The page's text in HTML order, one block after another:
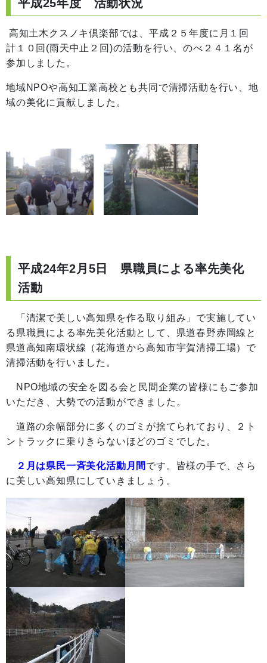
平成25年度 活動状況
高知土木クスノキ倶楽部では、平成２５年度に月１回
計１０回(雨天中止２回)の活動を行い、のべ２４１名が
参加しました。
地域NPOや高知工業高校とも共同で清掃活動を行い、地
域の美化に貢献しました。
平成24年2月5日 県職員による率先美化
活動
「清潔で美しい高知県を作る取り組み」で実施してい
る県職員による率先美化活動として、県道春野赤岡線と
県道高知南環状線（花海道から高知市宇賀清掃工場）で
清掃活動を行いました。
NPO地域の安全を図る会と民間企業の皆様にもご参加
いただき、大勢での活動ができました。
道路の余幅部分に多くのゴミが捨てられており、２ト
ントラックに乗りきらないほどのゴミでした。
２月は県民一斉美化活動月間 です。皆様の手で、さら
に美しい高知県にしていきましょう。